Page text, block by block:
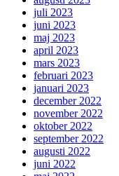
juli 2023
juni 2023
maj 2023
april 2023
mars 2023
februari 2023
januari 2023
december 2022
november 2022
oktober 2022
september 2022
augusti 2022
juni 2022